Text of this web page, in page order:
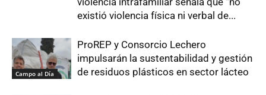
existió violencia física ni verbal de...
Campo al Día
ProREP y Consorcio Lechero
impulsarán la sustentabilidad y gestión
de residuos plásticos en sector lácteo